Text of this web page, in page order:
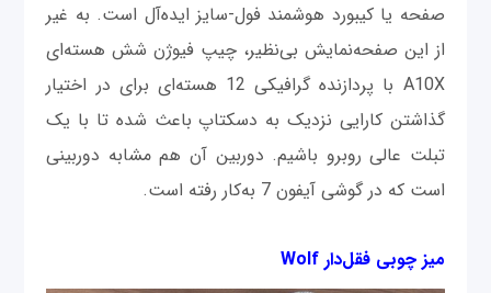
صفحه یا کیبورد هوشمند فول-سایز ایده‌آل است. به غیر
از این صفحه‌نمایش بی‌نظیر، چیپ فیوژن شش هسته‌ای
A10X با پردازنده گرافیکی 12 هسته‌ای برای در اختیار
گذاشتن کارایی نزدیک به دسکتاپ باعث شده تا با یک
تبلت عالی روبرو باشیم. دوربین آن هم مشابه دوربینی
است که در گوشی آیفون 7 به‌کار رفته است.
میز چوبی فقل‌دار Wolf